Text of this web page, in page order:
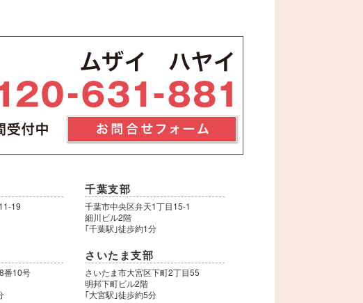
19
千葉支部
千葉市中央区弁天1丁目15-1
細川ビル2階
｢千葉駅｣徒歩約1分
番10号
さいたま支部
さいたま市大宮区下町2丁目55
明邦下町ビル2階
｢大宮駅｣徒歩約5分